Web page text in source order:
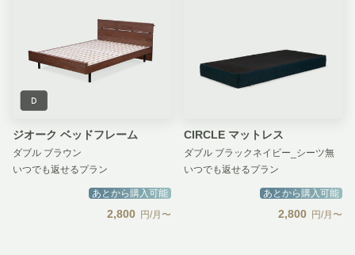
ジオーク ベッドフレーム
ダブル ブラウン
いつでも返せるプラン
あとから購入可能
2,800 円/月〜
CIRCLE マットレス
ダブル ブラックネイビー_シーツ無
いつでも返せるプラン
あとから購入可能
2,800 円/月〜